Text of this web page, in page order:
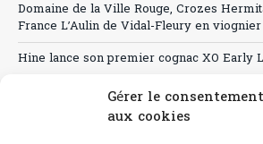
Gérer le consentement
aux cookies
Domaine de la Ville Rouge, Crozes
France L’Aulin de Vidal-Fleury en viognier
Hine lance son premier cognac XO Early
Canicule : A quand le CHR à « l’heure